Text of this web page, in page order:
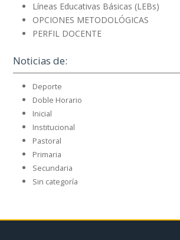
Líneas Educativas Básicas (LEBs)
OPCIONES METODOLÓGICAS
PERFIL DOCENTE
Noticias de:
Deporte
Doble Horario
Inicial
Institucional
Pastoral
Primaria
Secundaria
Sin categoría